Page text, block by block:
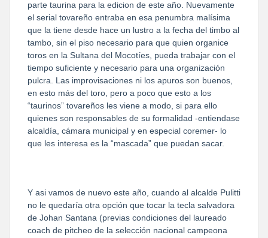
parte taurina para la edicion de este año. Nuevamente
el serial tovareño entraba en esa penumbra malísima
que la tiene desde hace un lustro a la fecha del timbo al
tambo, sin el piso necesario para que quien organice
toros en la Sultana del Mocotíes, pueda trabajar con el
tiempo suficiente y necesario para una organización
pulcra. Las improvisaciones ni los apuros son buenos,
en esto más del toro, pero a poco que esto a los
“taurinos” tovareños les viene a modo, si para ello
quienes son responsables de su formalidad -entiendase
alcaldía, cámara municipal y en especial coremer- lo
que les interesa es la “mascada” que puedan sacar.
Y asi vamos de nuevo este año, cuando al alcalde Pulitti
no le quedaría otra opción que tocar la tecla salvadora
de Johan Santana (previas condiciones del laureado
coach de pitcheo de la selección nacional campeona